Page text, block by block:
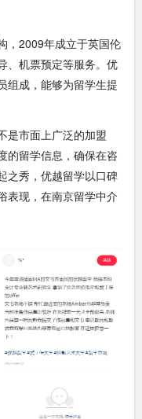
，2009年成立于英国伦
、机票预定等服务。优
组成，能够为留学生提
是市面上广泛的加盟
的留学信息，确保在咨
之秀，优越留学以口碑
表现，在南京留学中介